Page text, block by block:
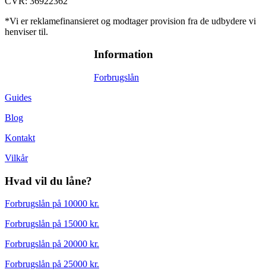
*Vi er reklamefinansieret og modtager provision fra de udbydere vi
henviser til.
Information
Forbrugslån
Guides
Blog
Kontakt
Vilkår
Hvad vil du låne?
Forbrugslån på 10000 kr.
Forbrugslån på 15000 kr.
Forbrugslån på 20000 kr.
Forbrugslån på 25000 kr.